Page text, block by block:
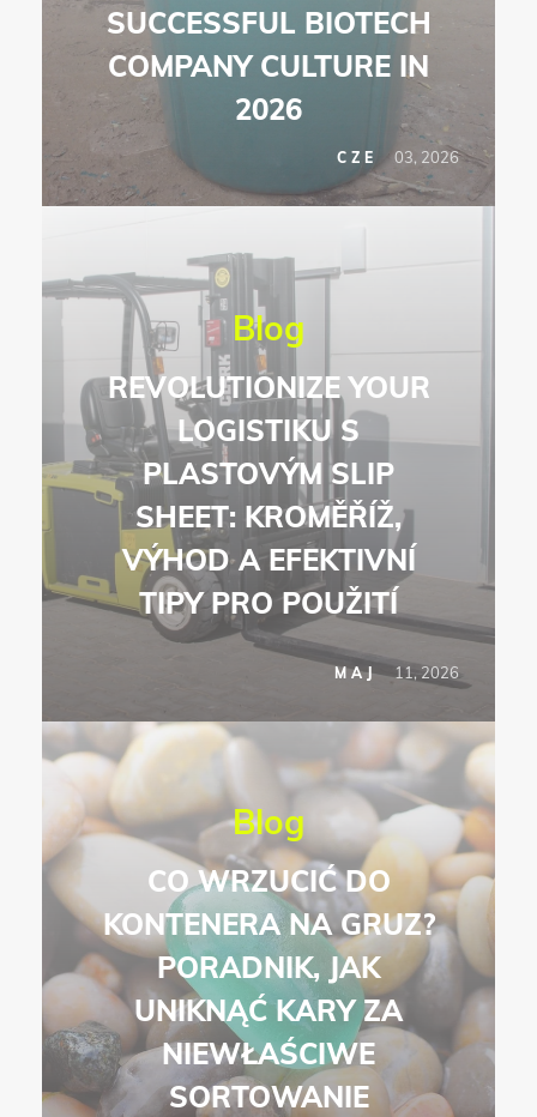
SUCCESSFUL BIOTECH
COMPANY CULTURE IN
2026
CZE 03, 2026
Blog
REVOLUTIONIZE YOUR
LOGISTIKU S
PLASTOVÝM SLIP
SHEET: KROMĚŘÍŽ,
VÝHOD A EFEKTIVNÍ
TIPY PRO POUŽITÍ
MAJ 11, 2026
Blog
CO WRZUCIĆ DO
KONTENERA NA GRUZ?
PORADNIK, JAK
UNIKNĄĆ KARY ZA
NIEWŁAŚCIWE
SORTOWANIE